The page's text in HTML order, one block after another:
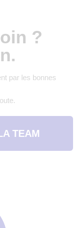
?
par les bonnes
TEAM